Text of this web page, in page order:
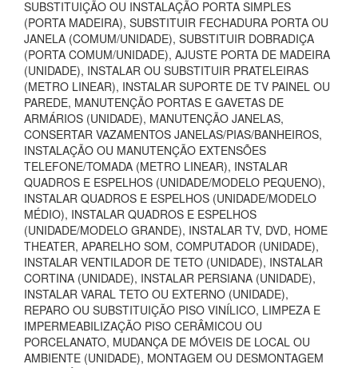
SUBSTITUIÇÃO OU INSTALAÇÃO PORTA SIMPLES
(PORTA MADEIRA), SUBSTITUIR FECHADURA PORTA OU
JANELA (COMUM/UNIDADE), SUBSTITUIR DOBRADIÇA
(PORTA COMUM/UNIDADE), AJUSTE PORTA DE MADEIRA
(UNIDADE), INSTALAR OU SUBSTITUIR PRATELEIRAS
(METRO LINEAR), INSTALAR SUPORTE DE TV PAINEL OU
PAREDE, MANUTENÇÃO PORTAS E GAVETAS DE
ARMÁRIOS (UNIDADE), MANUTENÇÃO JANELAS,
CONSERTAR VAZAMENTOS JANELAS/PIAS/BANHEIROS,
INSTALAÇÃO OU MANUTENÇÃO EXTENSÕES
TELEFONE/TOMADA (METRO LINEAR), INSTALAR
QUADROS E ESPELHOS (UNIDADE/MODELO PEQUENO),
INSTALAR QUADROS E ESPELHOS (UNIDADE/MODELO
MÉDIO), INSTALAR QUADROS E ESPELHOS
(UNIDADE/MODELO GRANDE), INSTALAR TV, DVD, HOME
THEATER, APARELHO SOM, COMPUTADOR (UNIDADE),
INSTALAR VENTILADOR DE TETO (UNIDADE), INSTALAR
CORTINA (UNIDADE), INSTALAR PERSIANA (UNIDADE),
INSTALAR VARAL TETO OU EXTERNO (UNIDADE),
REPARO OU SUBSTITUIÇÃO PISO VINÍLICO, LIMPEZA E
IMPERMEABILIZAÇÃO PISO CERÂMICOU OU
PORCELANATO, MUDANÇA DE MÓVEIS DE LOCAL OU
AMBIENTE (UNIDADE), MONTAGEM OU DESMONTAGEM